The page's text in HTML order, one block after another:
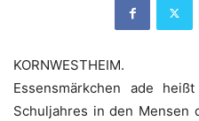
KORNWESTHEIM.
Essensmärkchen ade
Schuljahres in den Mensen